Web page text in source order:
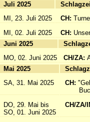
Juli 2025
MI, 23. Juli 2025
CH:
MI, 02. Juli 2025
CH:
Juni 2025
MO, 02. Juni 2025
CH/ZA:
Mai 2025
SA, 31. Mai 2025
CH:
DO, 29. Mai bis
SO, 01. Juni 2025
CH/ZA/